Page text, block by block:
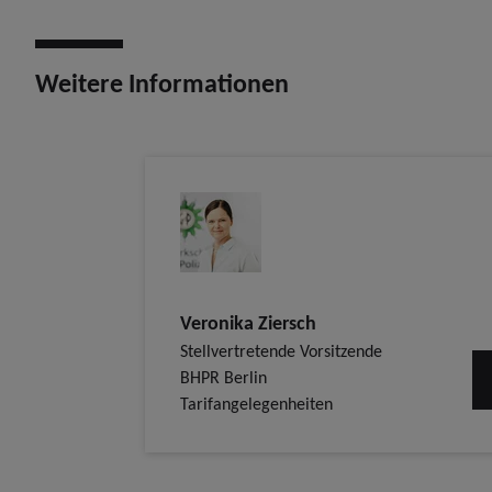
Weitere Informationen
Veronika Ziersch
Stellvertretende Vorsitzende
BHPR Berlin
Tarifangelegenheiten